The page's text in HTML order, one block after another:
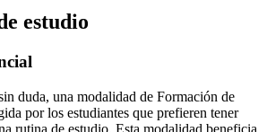
estudio
duda, una modalidad de Formación de
por los estudiantes que prefieren tener
rutina de estudio. Esta modalidad beneficia